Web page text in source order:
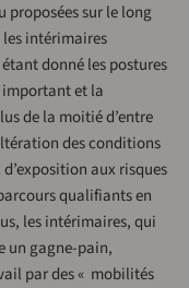
proposées sur le long
les intérimaires
donné les postures
et la
de la moitié d’entre
des conditions
aux risques
qualifiants en
les intérimaires, qui
un gagne-pain,
par des « mobilités